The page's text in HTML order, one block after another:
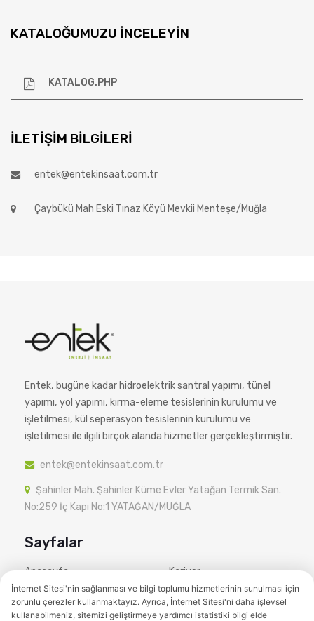
KATALOĞUMUZU İNCELEYIN
KATALOG.PHP
İLETIŞIM BILGILERI
entek@entekinsaat.com.tr
Çaybükü Mah Eski Tınaz Köyü Mevkii Menteşe/Muğla
Entek, bugüne kadar hidroelektrik santral yapımı, tünel
yapımı, yol yapımı, kırma-eleme tesislerinin kurulumu ve
işletilmesi, kül seperasyon tesislerinin kurulumu ve
işletilmesi ile ilgili birçok alanda hizmetler gerçekleştirmiştir.
entek@entekinsaat.com.tr
Şahinler Mah. Şahinler Küme Evler Yatağan Termik San.
No:259 İç Kapı No:1 YATAĞAN/MUĞLA
Sayfalar
Anasayfa
Kurumsal
Kariyer
İletişim
İnternet Sitesi'nin sağlanması ve bilgi toplumu hizmetlerinin sunulması için
zorunlu çerezler kullanmaktayız. Ayrıca, İnternet Sitesi'ni daha işlevsel
kullanabilmeniz, sitemizi geliştirmeye yardımcı istatistiki bilgi elde